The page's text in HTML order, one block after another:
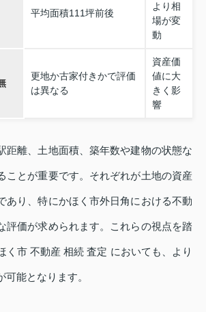
平均面積111坪前後
より相
場が変
動
更地か古家付きかで評価
は異なる
資産価
値に大
きく影
響
距離、土地面積、築年数や建物の状態な
ことが重要です。それぞれが土地の資産
あり、特にかほく市外日角における不動
評価が求められます。これらの視点を踏
く市 不動産 相続 査定 においても、より
能となります。